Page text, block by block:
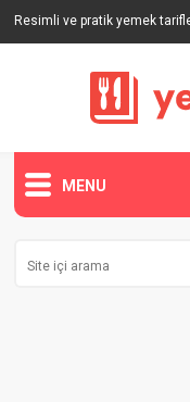
Resimli ve pratik yemek
MENU